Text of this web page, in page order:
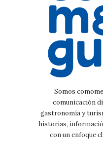
Somos
comunicación
gastronomía y
historias,
con un enfoque